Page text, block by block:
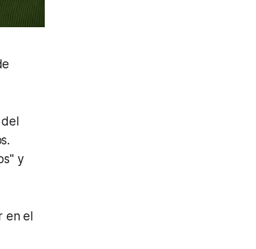
del
y
en el